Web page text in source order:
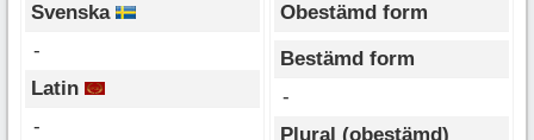
Svenska
-
Latin
-
Obestämd form
Bestämd form
-
Plural (obestämd)